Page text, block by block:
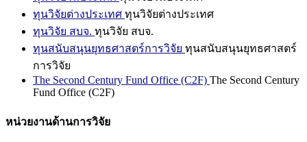
ทุนวิจัยต่างประเทศ ทุนวิจัยต่างประเทศ
ทุนวิจัย สบจ. ทุนวิจัย สบจ.
ทุนสนับสนุนยุทธศาสตร์การวิจัย ทุนสนับสนุนยุทธศาสตร์
การวิจัย
The Second Century Fund Office (C2F) The Second Century
Fund Office (C2F)
หน่วยงานด้านการวิจัย